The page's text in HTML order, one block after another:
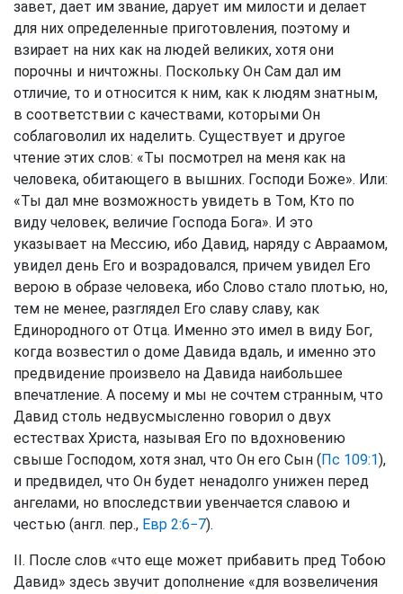
завет, дает им звание, дарует им милости и делает
для них определенные приготовления, поэтому и
взирает на них как на людей великих, хотя они
порочны и ничтожны. Поскольку Он Сам дал им
отличие, то и относится к ним, как к людям знатным,
в соответствии с качествами, которыми Он
соблаговолил их наделить. Существует и другое
чтение этих слов: «Ты посмотрел на меня как на
человека, обитающего в вышних. Господи Боже». Или:
«Ты дал мне возможность увидеть в Том, Кто по
виду человек, величие Господа Бога». И это
указывает на Мессию, ибо Давид, наряду с Авраамом,
увидел день Его и возрадовался, причем увидел Его
верою в образе человека, ибо Слово стало плотью, но,
тем не менее, разглядел Его славу славу, как
Единородного от Отца. Именно это имел в виду Бог,
когда возвестил о доме Давида вдаль, и именно это
предвидение произвело на Давида наибольшее
впечатление. А посему и мы не сочтем странным, что
Давид столь недвусмысленно говорил о двух
естествах Христа, называя Его по вдохновению
свыше Господом, хотя знал, что Он его Сын (Пс 109:1),
и предвидел, что Он будет ненадолго унижен перед
ангелами, но впоследствии увенчается славою и
честью (англ. пер., Евр 2:6−7).
II. После слов «что еще может прибавить пред Тобою
Давид» здесь звучит дополнение «для возвеличения